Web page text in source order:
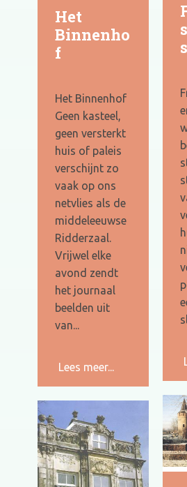
Het
Binnenho
f
Het Binnenhof
Geen kasteel,
geen versterkt
huis of paleis
verschijnt zo
vaak op ons
netvlies als de
middeleeuwse
Ridderzaal.
Vrijwel elke
avond zendt
het journaal
beelden uit
van...
Lees meer...